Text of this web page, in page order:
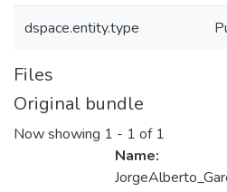
dspace.entity.type
Files
Original bundle
Now showing 1 - 1 of 1
Name: